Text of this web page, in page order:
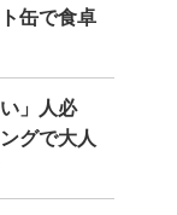
缶で食卓
」人必
グで⼤⼈